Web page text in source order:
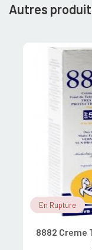
Autres
En Rupture
8882 Creme